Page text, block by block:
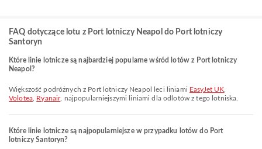
FAQ dotyczące lotu z Port lotniczy Neapol do Port lotniczy
Santoryn
Które linie lotnicze są najbardziej popularne wśród lotów z Port lotniczy
Neapol?
Większość podróżnych z Port lotniczy Neapol leci liniami EasyJet UK
Volotea, Ryanair, najpopularniejszymi liniami dla odlotów z tego lotniska.
Które linie lotnicze są najpopularniejsze w przypadku lotów do Port
lotniczy Santoryn?